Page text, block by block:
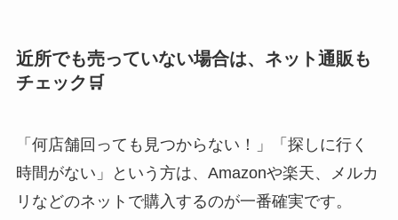
近所でも売っていない場合は、ネット通販も
チェック🛒
「何店舗回っても見つからない！」「探しに行く
時間がない」という方は、Amazonや楽天、メルカ
リなどのネットで購入するのが一番確実です。